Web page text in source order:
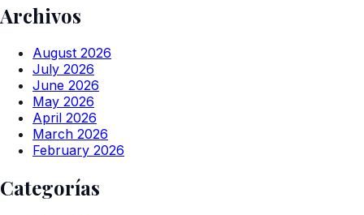
Archivos
August 2026
July 2026
June 2026
May 2026
April 2026
March 2026
February 2026
Categorías